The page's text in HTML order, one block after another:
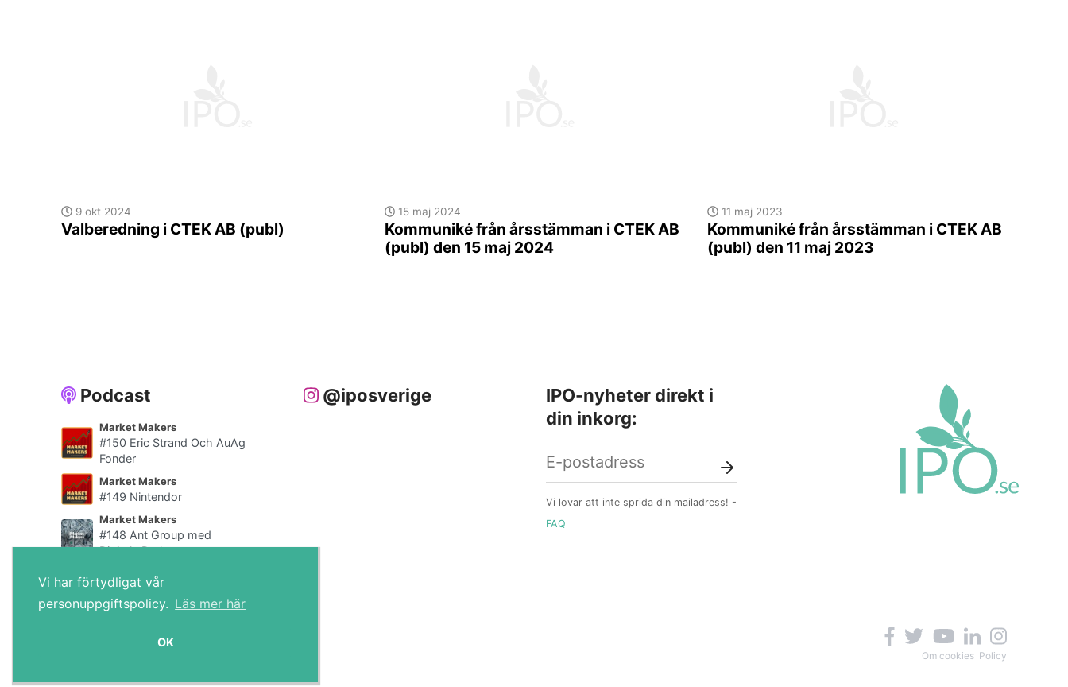
Vi har förtydligat vår
personuppgiftspolicy. Läs mer här
OK
9 okt 2024
Valberedning i CTEK AB (publ)
15 maj 2024
Kommuniké från årsstämman i CTEK AB
(publ) den 15 maj 2024
11 maj 2023
Kommuniké från årsstämman i CTEK AB
(publ) den 11 maj 2023
Podcast
Market Makers
#150 Eric Strand Och AuAg
Fonder
Market Makers
#149 Nintendor
Market Makers
#148 Ant Group med
Digitala Draken
Alla poddar
@iposverige
IPO-nyheter direkt i
din inkorg:
Vi lovar att inte sprida din mailadress! -
FAQ
Om cookies Policy